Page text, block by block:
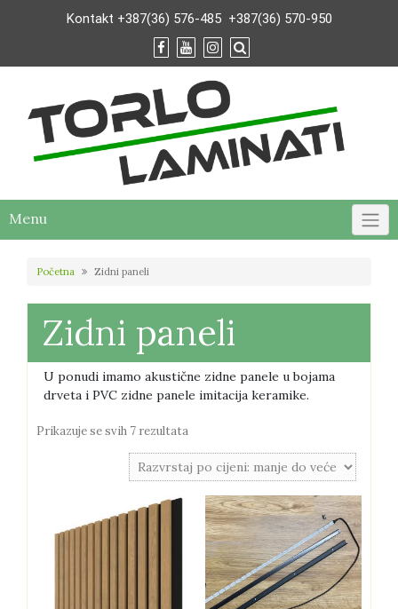
Kontakt +387(36) 576-485 +387(36) 570-950
Menu
Početna Zidni paneli
Zidni paneli
U ponudi imamo akustične zidne panele u bojama
drveta i PVC zidne panele imitacija keramike.
Prikazuje se svih 7 rezultata
cijeni:
od
niske
visoke